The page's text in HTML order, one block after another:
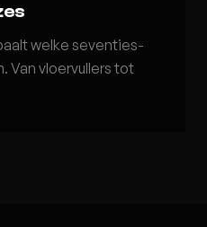
welke seventies-
Van vloervullers tot